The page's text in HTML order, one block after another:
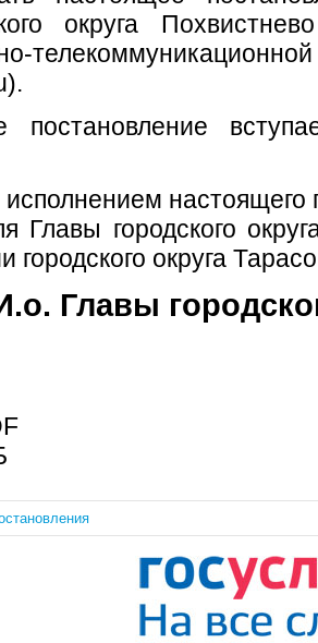
округа
постановление
настоящего
Главы городского
городского округа
Главы